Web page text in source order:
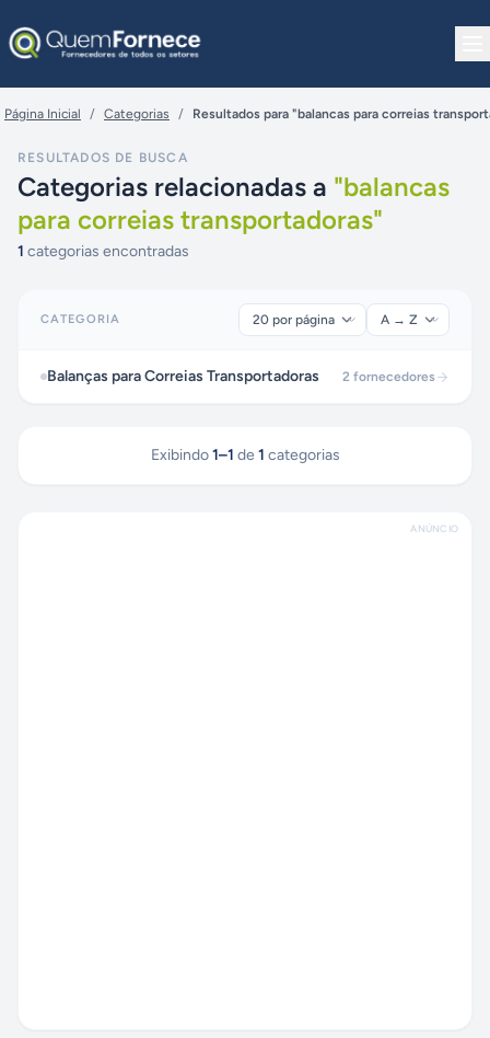
Página Inicial / Categorias / Resultados para "balancas para correias
RESULTADOS DE BUSCA
Categorias relacionadas a "balancas
para correias transportadoras"
1 categorias encontradas
CATEGORIA
Balanças para Correias Transportadoras 2 fornecedores
Exibindo 1–1 de 1 categorias
ANÚNCIO